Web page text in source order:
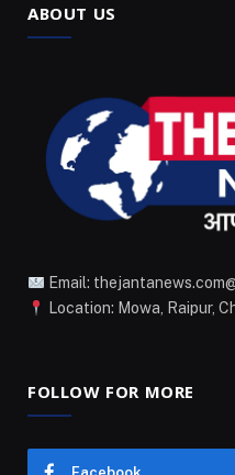
ABOUT US
Email:
Location: Mowa, Raipur,
FOLLOW FOR MORE